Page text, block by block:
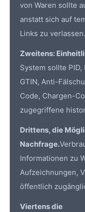
von Waren sollte
anstatt sich auf
Links zu verlassen.
Zweitens:
System sollte PID,
GTIN, Anti-
Code, Chargen-
zugegriffene
Drittens, die
Nachfrage.
Informationen zu
Aufzeichnungen,
öffentlich
Viertens die